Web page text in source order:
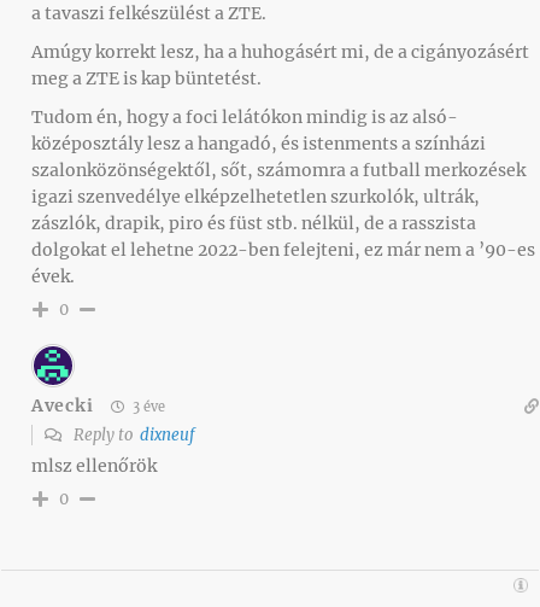
a tavaszi felkészülést a ZTE.
Amúgy korrekt lesz, ha a huhogásért mi, de a cigányozásért
meg a ZTE is kap büntetést.
Tudom én, hogy a foci lelátókon mindig is az alsó-
középosztály lesz a hangadó, és istenments a színházi
szalonközönségektől, sőt, számomra a futball merkozések
igazi szenvedélye elképzelhetetlen szurkolók, ultrák,
zászlók, drapik, piro és füst stb. nélkül, de a rasszista
dolgokat el lehetne 2022-ben felejteni, ez már nem a ’90-es
évek.
0
Avecki 3 éve
Reply to dixneuf
mlsz ellenőrök
0